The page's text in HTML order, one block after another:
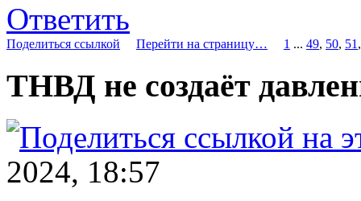
Ответить
Поделиться ссылкой Перейти на страницу… 1 ... 49, 50, 51
ТНВД не создаёт
2024, 18:57